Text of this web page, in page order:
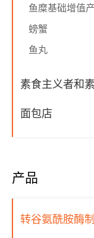
鱼糜基础增值
螃蟹
鱼丸
素食主义者和
面包店
产品
转谷氨酰胺酶